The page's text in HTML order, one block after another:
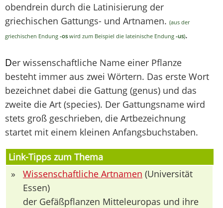
obendrein durch die Latinisierung der
griechischen Gattungs- und Artnamen. (aus der
griechischen Endung -os wird zum Beispiel die lateinische Endung -us).
Der wissenschaftliche Name einer Pflanze
besteht immer aus zwei Wörtern. Das erste Wort
bezeichnet dabei die Gattung (genus) und das
zweite die Art (species). Der Gattungsname wird
stets groß geschrieben, die Artbezeichnung
startet mit einem kleinen Anfangsbuchstaben.
Link-Tipps zum Thema
»
Wissenschaftliche Artnamen (Universität
Essen)
der Gefäßpflanzen Mitteleuropas und ihre